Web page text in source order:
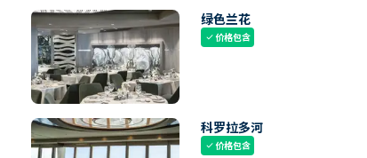
绿色兰花
check价格包含
科罗拉多河
check价格包含